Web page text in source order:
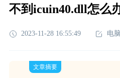
不到icuin40.dll怎么
2023-11-28 16:55:49 电
文章摘要